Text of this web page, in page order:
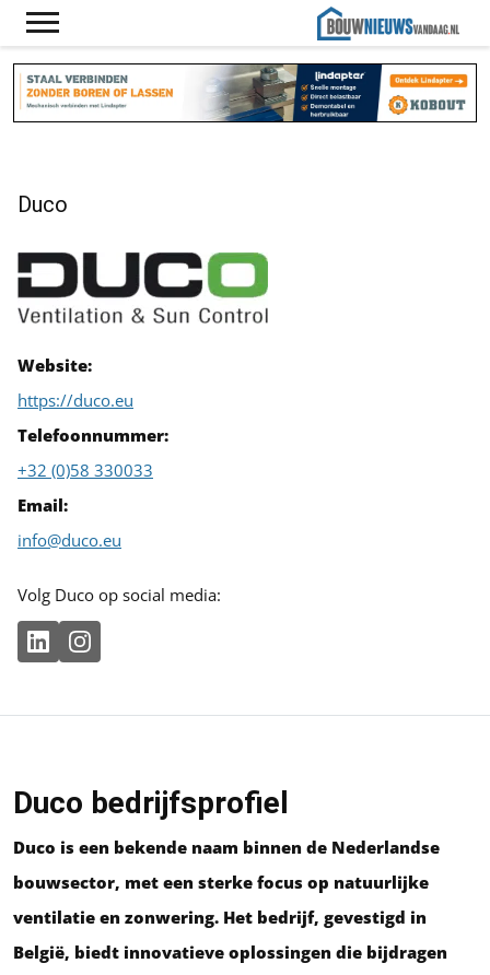
Duco
Website:
https://duco.eu
Telefoonnummer:
+32 (0)58 330033
Email:
info@duco.eu
Volg Duco op social media:
Duco bedrijfsprofiel
Duco is een bekende naam binnen de Nederlandse
bouwsector, met een sterke focus op natuurlijke
ventilatie en zonwering. Het bedrijf, gevestigd in
België, biedt innovatieve oplossingen die bijdragen